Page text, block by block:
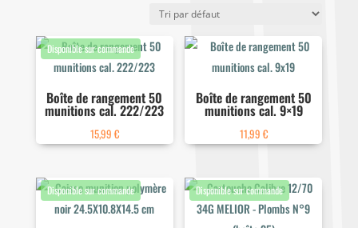
Boîte de rangement 50
munitions cal. 222/223
15,99 €
Boîte de rangement 50
munitions cal. 9×19
11,99 €